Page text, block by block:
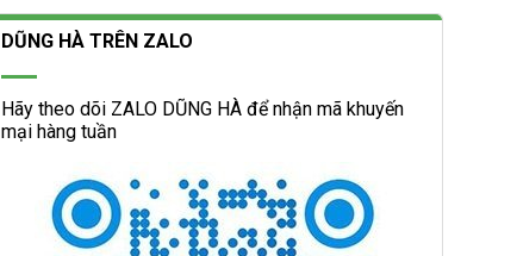
DŨNG HÀ TRÊN ZALO
Hãy theo dõi ZALO DŨNG HÀ để nhận mã khuyến
mại hàng tuần